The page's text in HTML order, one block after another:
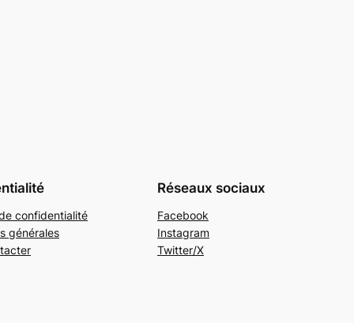
confidentialité
générales
Réseaux sociaux
Facebook
Instagram
Twitter/X